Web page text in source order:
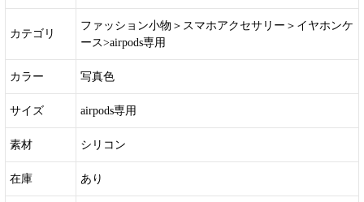
カテゴリ
ファッション小物＞スマホアクセサリー＞イヤホンケ
ース>airpods専用
カラー 写真色
サイズ airpods専用
素材 シリコン
在庫 あり